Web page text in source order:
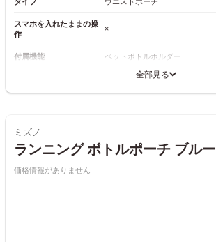
スマホを入れたままの操
作
×
付属機能 ペットボトルホルダー
全部見る
ミズノ
ランニング ボトルポーチ ブルー
価格情報がありません